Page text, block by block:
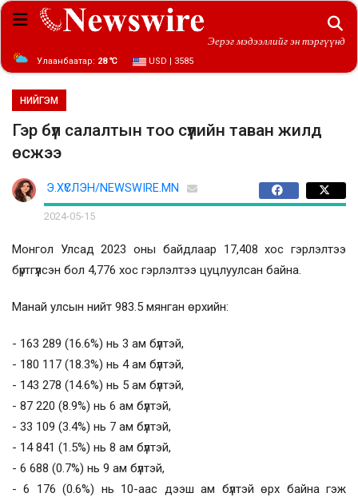
Эерэг мэдээллийг эн тэргүүнд
Улаанбаатар: 28 ℃ USD | 3585
НИЙГЭМ
Гэр бүл салалтын тоо сүүлийн таван жилд
өсжээ
Э.ХҮСЛЭН/NEWSWIRE.MN
2024-05-15
Монгол Улсад 2023 оны байдлаар 17,408 хос гэрлэлтээ
бүртгүүлсэн бол 4,776 хос гэрлэлтээ цуцлуулсан байна.
Манай улсын нийт 983.5 мянган өрхийн:
- 163 289 (16.6%) нь 3 ам бүлтэй,
- 180 117 (18.3%) нь 4 ам бүлтэй,
- 143 278 (14.6%) нь 5 ам бүлтэй,
- 87 220 (8.9%) нь 6 ам бүлтэй,
- 33 109 (3.4%) нь 7 ам бүлтэй,
- 14 841 (1.5%) нь 8 ам бүлтэй,
- 6 688 (0.7%) нь 9 ам бүлтэй,
- 6 176 (0.6%) нь 10-аас дээш ам бүлтэй өрх байна гэж